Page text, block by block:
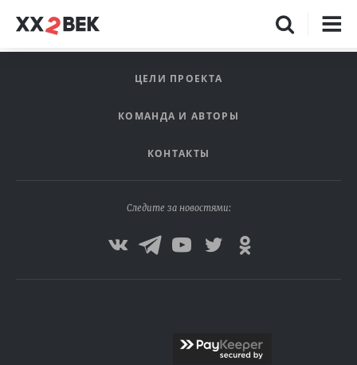
ЦЕЛИ ПРОЕКТА
КОМАНДА И АВТОРЫ
КОНТАКТЫ
Следите за новостями: